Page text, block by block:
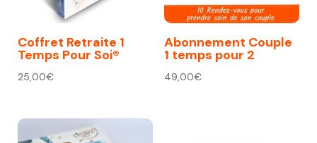
Coffret Retraite 1
Temps Pour Soi®
25,00€
Abonnement Couple
1 temps pour 2
49,00€